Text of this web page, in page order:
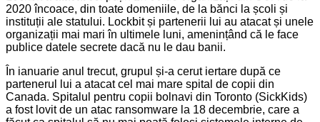
2020 încoace, din toate domeniile, de la bănci la școli și
instituții ale statului. Lockbit și partenerii lui au atacat și unele
organizații mai mari în ultimele luni, amenințând că le face
publice datele secrete dacă nu le dau banii.
În ianuarie anul trecut, grupul și-a cerut iertare după ce
partenerul lui a atacat cel mai mare spital de copii din
Canada. Spitalul pentru copii bolnavi din Toronto (SickKids)
a fost lovit de un atac ransomware la 18 decembrie, care a